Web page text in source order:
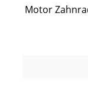
Motor